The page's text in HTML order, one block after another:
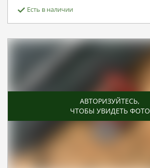
Есть в наличии
АВТОРИЗУЙТЕСЬ,
ЧТОБЫ УВИДЕТЬ ФОТО